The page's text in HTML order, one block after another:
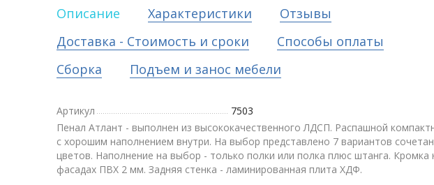
Описание Характеристики
Отзывы
Доставка - Стоимость и сроки
Способы оплаты
Сборка
Подъем и занос мебели
Артикул
7503
Пенал Атлант - выполнен из высококачественного ЛДСП. Распашной
с хорошим наполнением внутри. На выбор представлено 7 вариантов
цветов. Наполнение на выбор - только полки или полка плюс штанга. Кромка
фасадах ПВХ 2 мм. Задняя стенка - ламинированная плита ХДФ.